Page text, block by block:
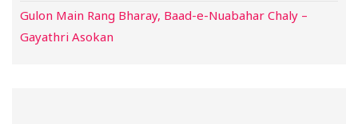
Gulon Main Rang Bharay, Baad-e-Nuabahar Chaly –
Gayathri Asokan